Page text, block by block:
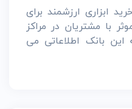
ابزاری ارزشمند برای
با مشتریان در مراکز
بانک اطلاعاتی می